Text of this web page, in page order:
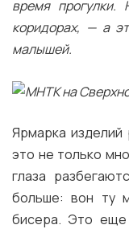
время
коридорах, — а
малышей.
Ярмарка
это не только
глаза
больше: вон ту
бисера. Это еще